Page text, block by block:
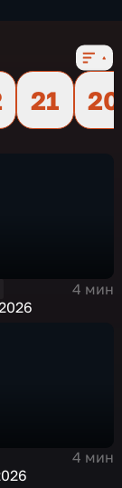
21
20
4 мин
4 мин